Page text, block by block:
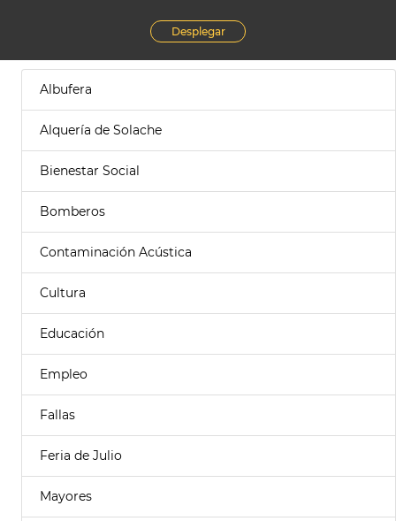
Desplegar
Albufera
Alquería de Solache
Bienestar Social
Bomberos
Contaminación Acústica
Cultura
Educación
Empleo
Fallas
Feria de Julio
Mayores